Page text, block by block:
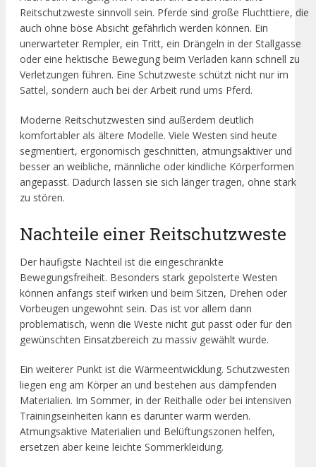
Reitschutzweste sinnvoll sein. Pferde sind große Fluchttiere, die
auch ohne böse Absicht gefährlich werden können. Ein
unerwarteter Rempler, ein Tritt, ein Drängeln in der Stallgasse
oder eine hektische Bewegung beim Verladen kann schnell zu
Verletzungen führen. Eine Schutzweste schützt nicht nur im
Sattel, sondern auch bei der Arbeit rund ums Pferd.
Moderne Reitschutzwesten sind außerdem deutlich
komfortabler als ältere Modelle. Viele Westen sind heute
segmentiert, ergonomisch geschnitten, atmungsaktiver und
besser an weibliche, männliche oder kindliche Körperformen
angepasst. Dadurch lassen sie sich länger tragen, ohne stark
zu stören.
Nachteile einer Reitschutzweste
Der häufigste Nachteil ist die eingeschränkte
Bewegungsfreiheit. Besonders stark gepolsterte Westen
können anfangs steif wirken und beim Sitzen, Drehen oder
Vorbeugen ungewohnt sein. Das ist vor allem dann
problematisch, wenn die Weste nicht gut passt oder für den
gewünschten Einsatzbereich zu massiv gewählt wurde.
Ein weiterer Punkt ist die Wärmeentwicklung. Schutzwesten
liegen eng am Körper an und bestehen aus dämpfenden
Materialien. Im Sommer, in der Reithalle oder bei intensiven
Trainingseinheiten kann es darunter warm werden.
Atmungsaktive Materialien und Belüftungszonen helfen,
ersetzen aber keine leichte Sommerkleidung.